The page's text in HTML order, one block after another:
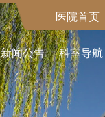
医院首页
新闻公告 科室导航